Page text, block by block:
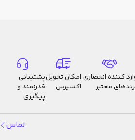
کننده انحصاری
معتبر
امکان تحویل
اکسپرس
پشتیبانی
قدرتمند و
پیگیری
تماس